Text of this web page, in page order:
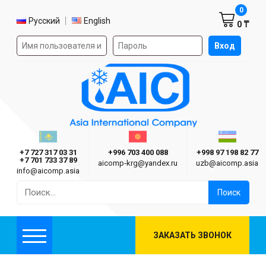
Выбор языка
Русский English
Форма авторизации на сайте Вход
0 ₸
0
Asia International Company
Казахстан г. Алматы
+7 727 317 03 31
+7 701 733 37 89
info@aicomp.asia
Киргизия г. Бишкек
+996 703 400 088
aicomp‑krg@yandex.ru
+998 97 198 82 77
uzb@aicomp.asia
Меню ЗАКАЗАТЬ ЗВОНОК